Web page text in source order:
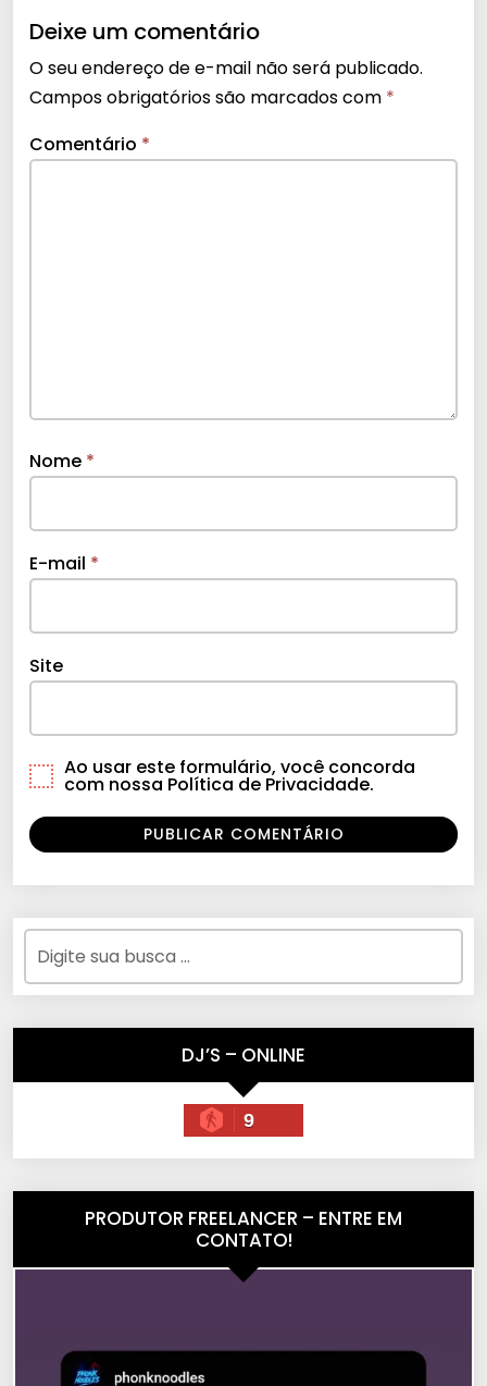
Deixe um comentário
O seu endereço de e-mail não será publicado.
Campos obrigatórios são marcados com *
Comentário *
Nome *
E-mail *
Site
Ao usar este formulário, você concorda
com nossa Política de Privacidade.
DJ’S – ONLINE
9
PRODUTOR FREELANCER – ENTRE EM
CONTATO!